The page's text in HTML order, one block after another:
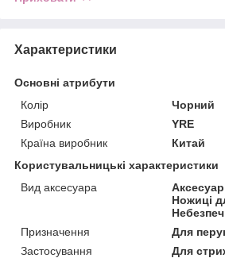
Характеристики
Основні атрибути
Колір
Чорний
Виробник
YRE
Країна виробник
Китай
Користувальницькі характеристики
Вид аксесуара
Ножиці
Призначення
Для
Застосування
Для